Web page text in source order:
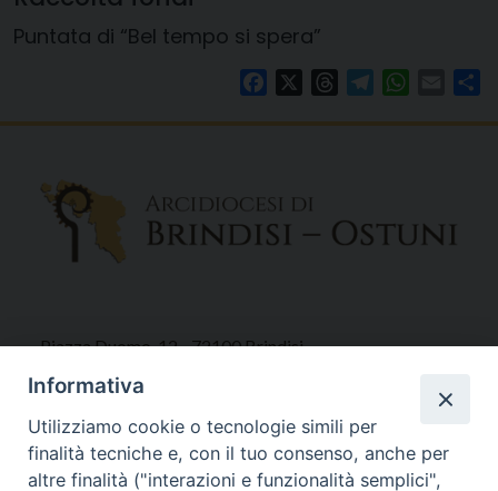
Puntata di “Bel tempo si spera”
FacebookThreadsTelegram Email
Piazza Duomo, 12 - 72100 Brindisi
Tel 0831.521958
Fax 0831.528315
Informativa
Utilizziamo cookie o tecnologie simili per
finalità tecniche e, con il tuo consenso, anche per
altre finalità ("interazioni e funzionalità semplici",